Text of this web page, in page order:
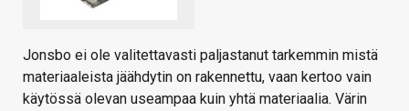
Jonsbo ei ole valitettavasti paljastanut tarkemmin mistä
materiaaleista jäähdytin on rakennettu, vaan kertoo vain
käytössä olevan useampaa kuin yhtä materiaalia. Värin